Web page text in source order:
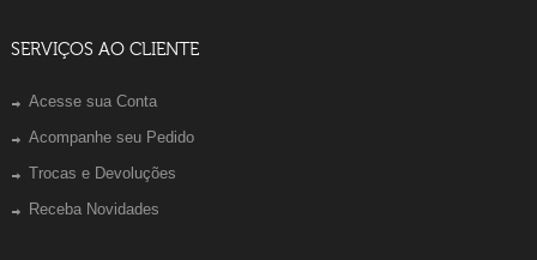
SERVIÇOS AO CLIENTE
Acesse sua Conta
Acompanhe seu Pedido
Trocas e Devoluções
Receba Novidades